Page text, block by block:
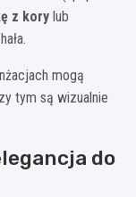
z kory lub
mogą
tym są wizualnie
do